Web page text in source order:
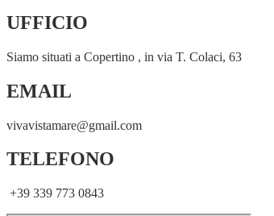
UFFICIO
Siamo situati a Copertino , in via T. Colaci, 63
EMAIL
vivavistamare@gmail.com
TELEFONO
+39 339 773 0843